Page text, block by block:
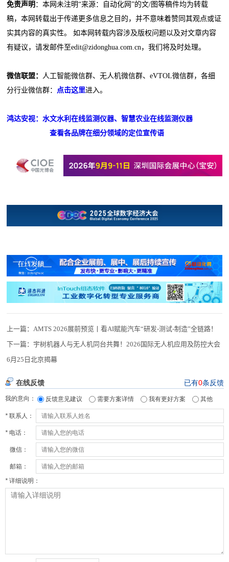
免责声明 ：本网未注明“来源：自动化网”的文/图等稿件均为转载
稿，本网转载出于传递更多信息之目的，并不意味着赞同其观点或证
实其内容的真实性。 如本网转载内容涉及版权问题以及对文章内容
有疑议，请发邮件至edit@zidonghua.com.cn，我们将及时处理。
微信联盟： 人工智能微信群、无人机微信群、eVTOL微信群，各细
分行业微信群： 点击这里进入。
鸿达安视：水文水利在线监测仪器、智慧农业在线监测仪器
查看各品牌在细分领域的定位宣传语
上一篇：AMTS 2026展前预览丨看AI赋能汽车“研发-测试-制造”全链路！
下一篇： 宇树机器人与无人机同台共舞！2026国际无人机应用及防控大会
6月25日北京揭幕